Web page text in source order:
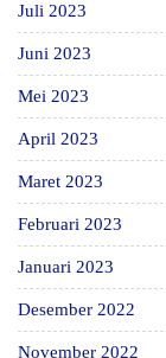
Juli 2023
Juni 2023
Mei 2023
April 2023
Maret 2023
Februari 2023
Januari 2023
Desember 2022
November 2022